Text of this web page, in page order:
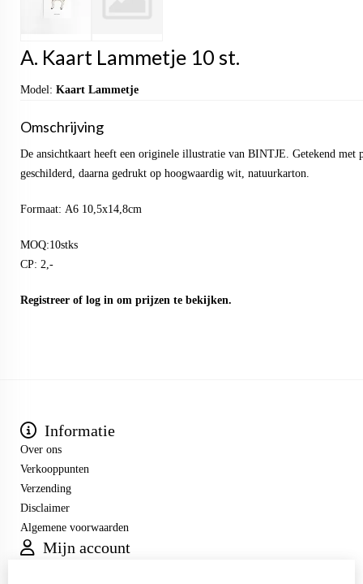
A. Kaart Lammetje 10 st.
Model: Kaart Lammetje
Omschrijving
De ansichtkaart heeft een originele illustratie van BINTJE. Getekend met
geschilderd, daarna gedrukt op hoogwaardig wit, natuurkarton.
Formaat: A6 10,5x14,8cm
MOQ:10stks
CP: 2,-
Registreer of log in om prijzen te bekijken.
Informatie
Over ons
Verkooppunten
Verzending
Disclaimer
Algemene voorwaarden
Mijn account